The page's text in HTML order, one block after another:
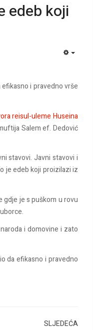
edeb koji
i pravedno vrše
reisul-uleme Huseina
Salem ef. Dedović
stavovi. Javni stavovi i
je edeb koji proizilazi iz
gdje je s puškom u rovu
i domovine i zato
da efikasno i pravedno
SLJEDEĆA